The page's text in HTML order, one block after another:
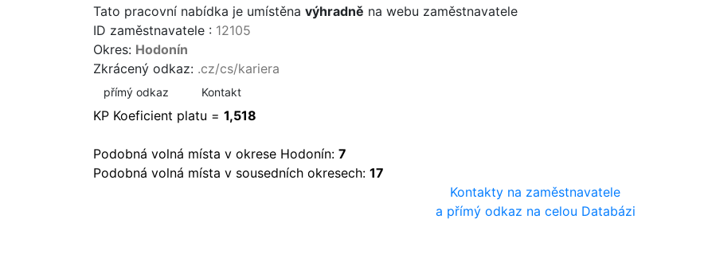
Tato pracovní nabídka je umístěna výhradně na webu zaměstnavatele
ID zaměstnavatele : 12105
Okres: Hodonín
Zkrácený odkaz: .cz/cs/kariera
přímý odkaz Kontakt
KP Koeficient platu = 1,518
Podobná volná místa v okrese Hodonín: 7
Podobná volná místa v sousedních okresech: 17
Kontakty na zaměstnavatele
a přímý odkaz na celou Databázi